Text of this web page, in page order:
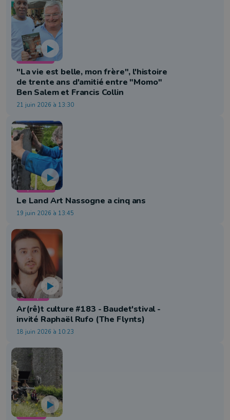
Littérature
"La vie est belle, mon frère", l'histoire
de trente ans d'amitié entre "Momo"
Ben Salem et Francis Collin
21 juin 2026 à 13:30
Exposition
Le Land Art Nassogne a cinq ans
19 juin 2026 à 13:45
Musique
Ar(rê)t culture #183 - Baudet'stival -
invité Raphaël Rufo (The Flynts)
18 juin 2026 à 10:23
Cinéma